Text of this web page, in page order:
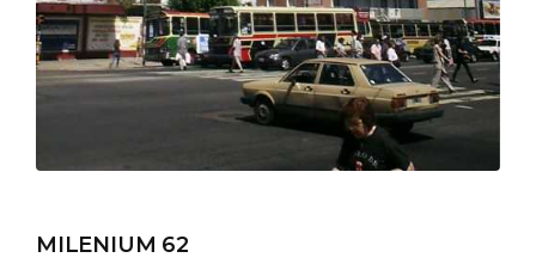
MILENIUM 62